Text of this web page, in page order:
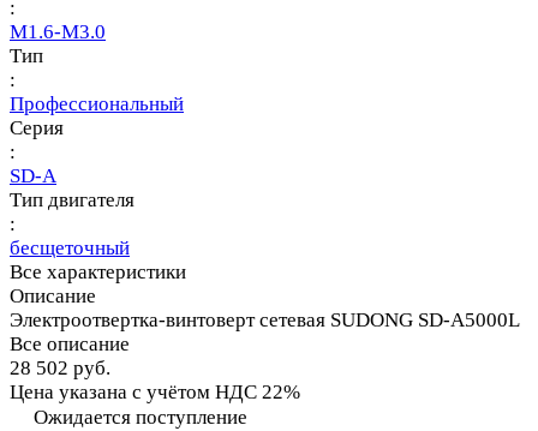
:
M1.6-M3.0
Тип
:
Профессиональный
Серия
:
SD-A
Тип двигателя
:
бесщеточный
Все характеристики
Описание
Электроотвертка-винтоверт сетевая SUDONG SD-A5000L
Все описание
28 502 руб.
Цена указана с учётом НДС 22%
Ожидается поступление